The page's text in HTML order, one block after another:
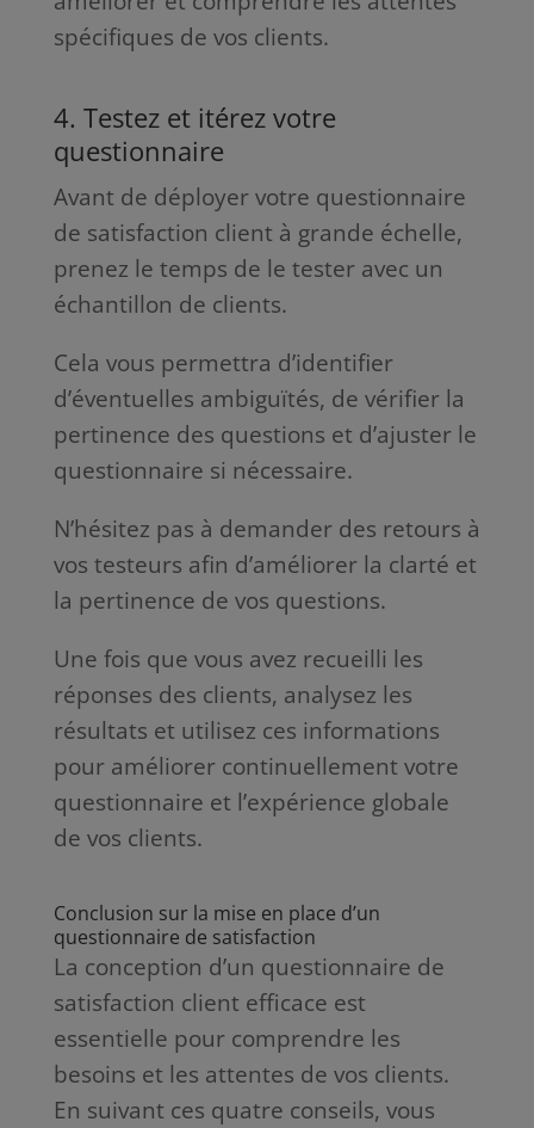
spécifiques de vos clients.
4. Testez et itérez votre
questionnaire
Avant de déployer votre questionnaire
de satisfaction client à grande échelle,
prenez le temps de le tester avec un
échantillon de clients.
Cela vous permettra d’identifier
d’éventuelles ambiguïtés, de vérifier la
pertinence des questions et d’ajuster le
questionnaire si nécessaire.
N’hésitez pas à demander des retours à
vos testeurs afin d’améliorer la clarté et
la pertinence de vos questions.
Une fois que vous avez recueilli les
réponses des clients, analysez les
résultats et utilisez ces informations
pour améliorer continuellement votre
questionnaire et l’expérience globale
de vos clients.
Conclusion sur la mise en place d’un
questionnaire de satisfaction
La conception d’un questionnaire de
satisfaction client efficace est
essentielle pour comprendre les
besoins et les attentes de vos clients.
En suivant ces quatre conseils, vous